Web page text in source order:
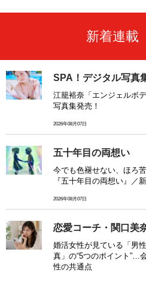
新着連載
SPA！デジタル写真
江籠裕奈「エンジェルボ
写真集発売！
2026年08月07日
五十年目の両想い
今でも色褪せない、ほろ
『五十年目の両想い』／
2026年08月07日
恋愛コーチ・関口美
婚活女性が見ている「男
真」の“5つのポイント”…
性の共通点